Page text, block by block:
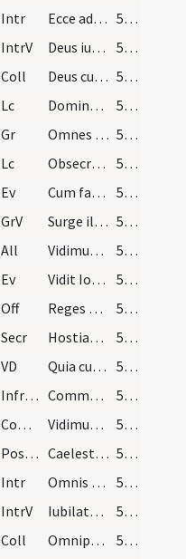
Intr Ecce advenit dominator Dominus
56 (17v)
IntrV Deus iudicium tuum regi da
56 (17v)
Coll Deus cuius Unigenitus in substantia nostrae carnis
56 (17v)
Lc Domine Deus meus honorificabo te
56 (17v)
Gr Omnes de Saba venient
56 (17v)
Lc Obsecro vos per misericordiam Dei
56 (17v)
Ev Cum factus esset Iesus annorum duodecim
56 (17v)
GrV Surge illuminare Ierusalem
57 (18r)
All Vidimus stellam eius
57 (18r)
Ev Vidit Ioannes ... Ecce Agnus Dei
57 (18r)
Off Reges Tharsis
57 (18r)
Secr Hostias tibi Domine pro nati Filii tui apparatione ... misericors et susceptor.
57 (18r)
VD Quia cum Unigenitus tuus in substantia
57 (18r)
Infracan Communicantes et diem sacratissimum celebrantes quo Unigenitus
57 (18r)
Comm Vidimus stellam eius
57 (18r)
Postcomm Caelesti lumine
57 (18r)
Intr Omnis terra adoret te
57 (18r)
IntrV Iubilate Deo omnis terra psalmum
57 (18r)
Coll Omnipotens sempiterne Deus qui caelestia simul
57 (18r)